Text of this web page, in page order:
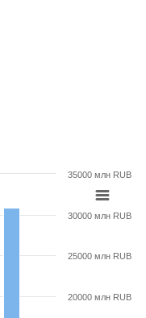
20000 млн RUB
25000 млн RUB
30000 млн RUB
35000 млн RUB